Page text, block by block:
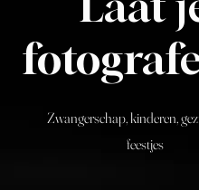
Zwangerschap, kinderen,
feestjes